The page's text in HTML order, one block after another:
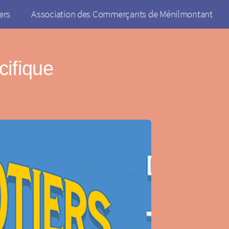
Association des Commerçants de Ménilmontant